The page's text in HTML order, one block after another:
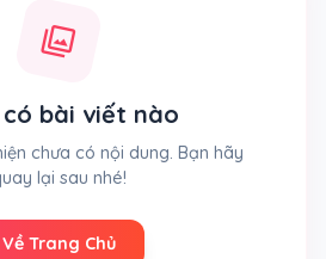
photo_library
có bài viết nào
chưa có nội dung. Bạn hãy
lại sau nhé!
Về Trang Chủ